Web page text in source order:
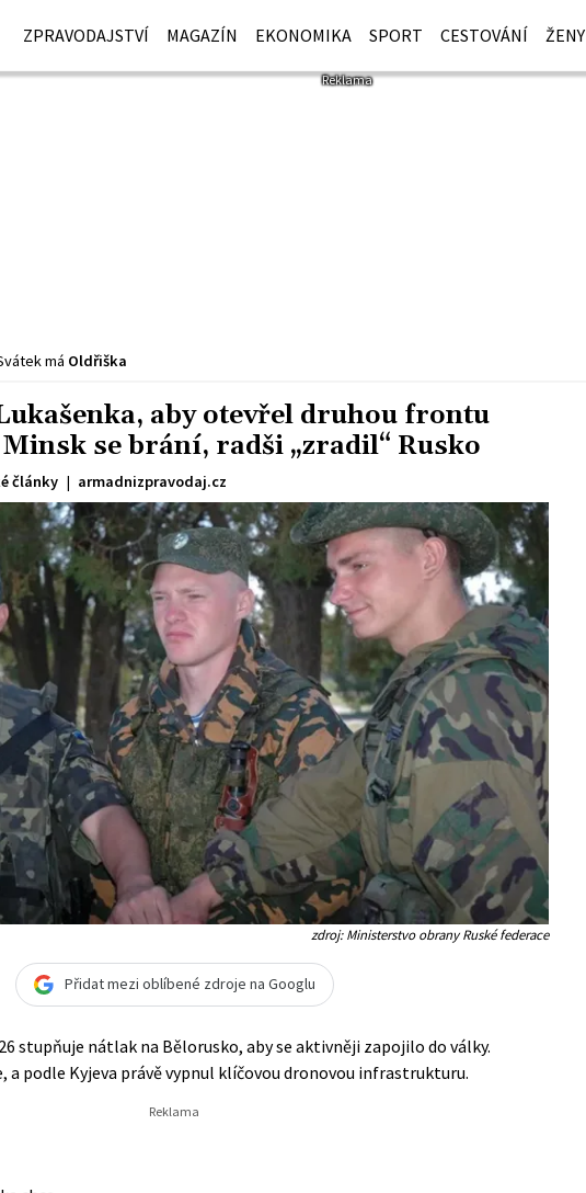
ZPRAVODAJSTVÍ MAGAZÍN EKONOMIKA SPORT CESTOVÁNÍ ŽENY
má Oldřiška
aby otevřel druhou frontu
se brání, radši „zradil“ Rusko
články | armadnizpravodaj.cz
zdroj: Ministerstvo obrany Ruské federace
Přidat mezi oblíbené zdroje na Googlu
stupňuje nátlak na Bělorusko, aby se aktivněji zapojilo do války.
a podle Kyjeva právě vypnul klíčovou dronovou infrastrukturu.